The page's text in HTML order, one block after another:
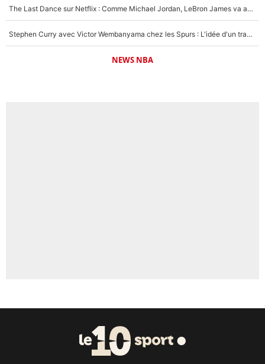
The Last Dance sur Netflix : Comme Michael Jordan, LeBron James va avoir le droit à sa série !
Stephen Curry avec Victor Wembanyama chez les Spurs : L'idée d'un trade historique est lancée en NBA !
NEWS NBA